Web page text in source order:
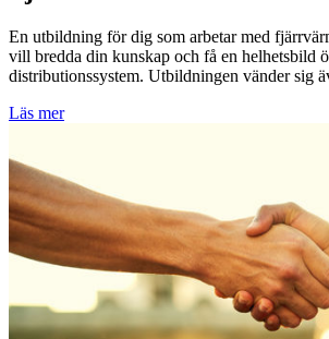
En utbildning för dig som arbetar med
vill bredda din kunskap och få en helhetsbild
distributionssystem. Utbildningen vänder sig
Läs mer